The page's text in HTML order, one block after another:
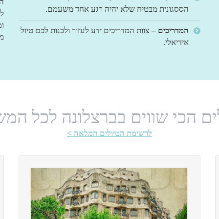
הססגונית מבטיח שלא יהיה רגע אחד משעמם.
המדריכים – צוות המדריכים ידע לעזור ולבנות לכם טיול
אידיאלי.
הכי שווים בברצלונה לכל
לרשימת הטיולים המלאה >